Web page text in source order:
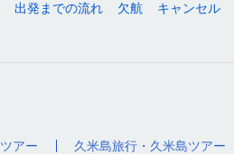
出発までの流れ 欠航 キャンセル
アー 久米島旅行・久米島ツアー